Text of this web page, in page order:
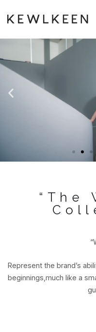
“The
Represent the brand’s
beginnings,much like a